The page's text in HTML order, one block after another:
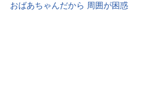
おばあちゃんだから 周囲が困惑